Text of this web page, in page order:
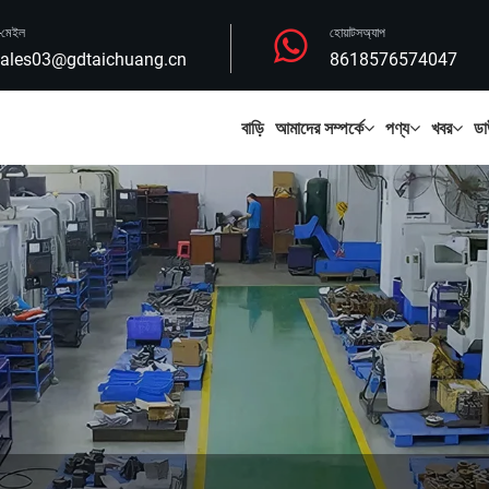
হোয়াটসঅ্যাপ
8618576574047
বাড়ি আমাদের সম্পর্কে পণ্য খবর